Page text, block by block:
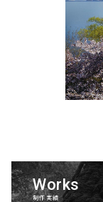
Works
制作実績